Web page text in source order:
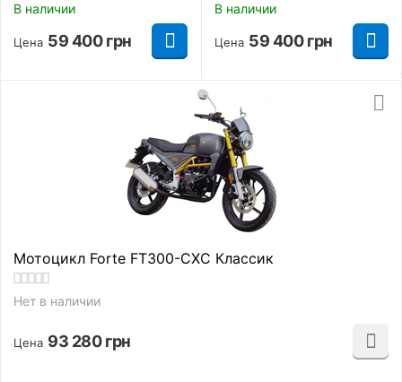
В наличии
Цена 59 400 грн
В наличии
Цена 59 400 грн
Мотоцикл Forte FT300-CXC Классик
Нет в наличии
Цена 93 280 грн